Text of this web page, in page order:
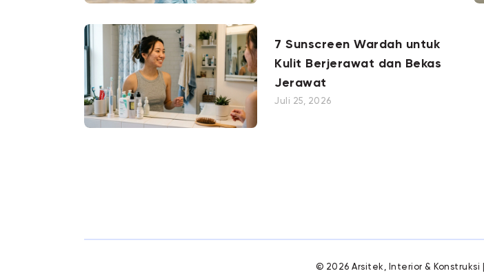
7 Sunscreen Wardah untuk
Kulit Berjerawat dan Bekas
Jerawat
Juli 25, 2026
© 2026 Arsitek, Interior & Konstruksi |